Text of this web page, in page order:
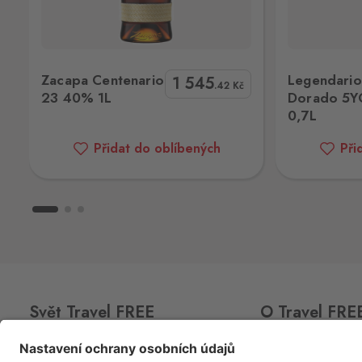
350 02
Potůčky
Johanngeorgenstadt
362 35
Rožany
Svatý Kříž 1
Waldsassen 1
Svatý Kříž 363, Cheb - Háje,
Zacapa Centenario
23 40% 1L
1 545.42 Kč
Přidat do oblíbených
Dorado
0,7L
Svět Travel FREE
CLUBCARD
O Travel